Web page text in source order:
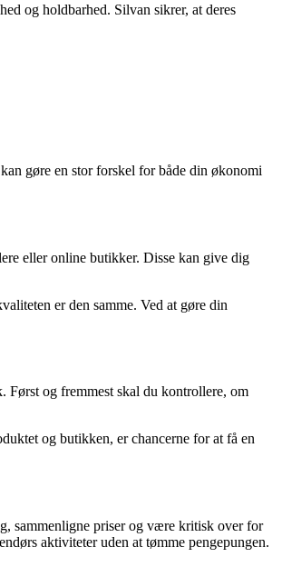
og holdbarhed. Silvan sikrer, at deres
gøre en stor forskel for både din økonomi
eller online butikker. Disse kan give dig
er den samme. Ved at gøre din
Først og fremmest skal du kontrollere, om
og butikken, er chancerne for at få en
sammenligne priser og være kritisk over for
aktiviteter uden at tømme pengepungen.